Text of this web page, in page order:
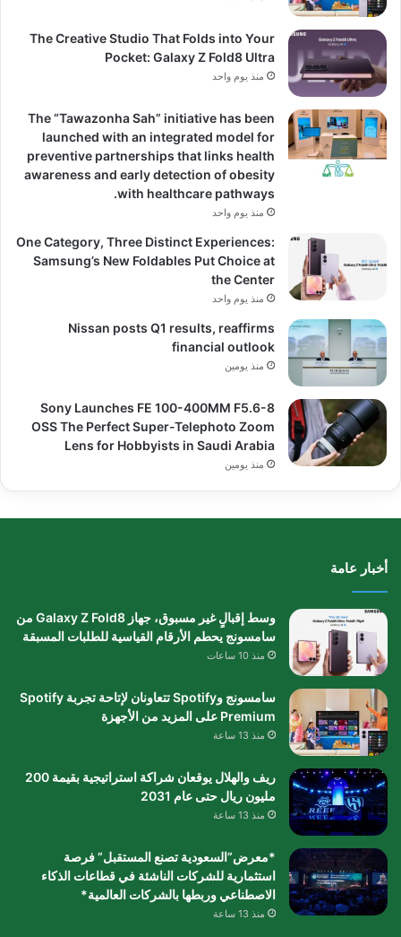
The Creative Studio That Folds into Your
Pocket: Galaxy Z Fold8 Ultra
منذ يوم واحد
The “Tawazonha Sah” initiative has been
launched with an integrated model for
preventive partnerships that links health
awareness and early detection of obesity
with healthcare pathways.
منذ يوم واحد
One Category, Three Distinct Experiences:
Samsung’s New Foldables Put Choice at
the Center
منذ يوم واحد
Nissan posts Q1 results, reaffirms
financial outlook
منذ يومين
Sony Launches FE 100-400MM F5.6-8
OSS The Perfect Super-Telephoto Zoom
Lens for Hobbyists in Saudi Arabia
منذ يومين
أخبار عامة
وسط إقبالٍ غير مسبوق، جهاز Galaxy Z Fold8 من
سامسونج يحطم الأرقام القياسية للطلبات المسبقة
منذ 10 ساعات
سامسونج وSpotify تتعاونان لإتاحة تجربة Spotify
Premium على المزيد من الأجهزة
منذ 13 ساعة
ريف والهلال يوقعان شراكة استراتيجية بقيمة 200
مليون ريال حتى عام 2031
منذ 13 ساعة
*معرض”السعودية تصنع المستقبل” فرصة
استثمارية للشركات الناشئة في قطاعات الذكاء
الاصطناعي وربطها بالشركات العالمية*
منذ 13 ساعة